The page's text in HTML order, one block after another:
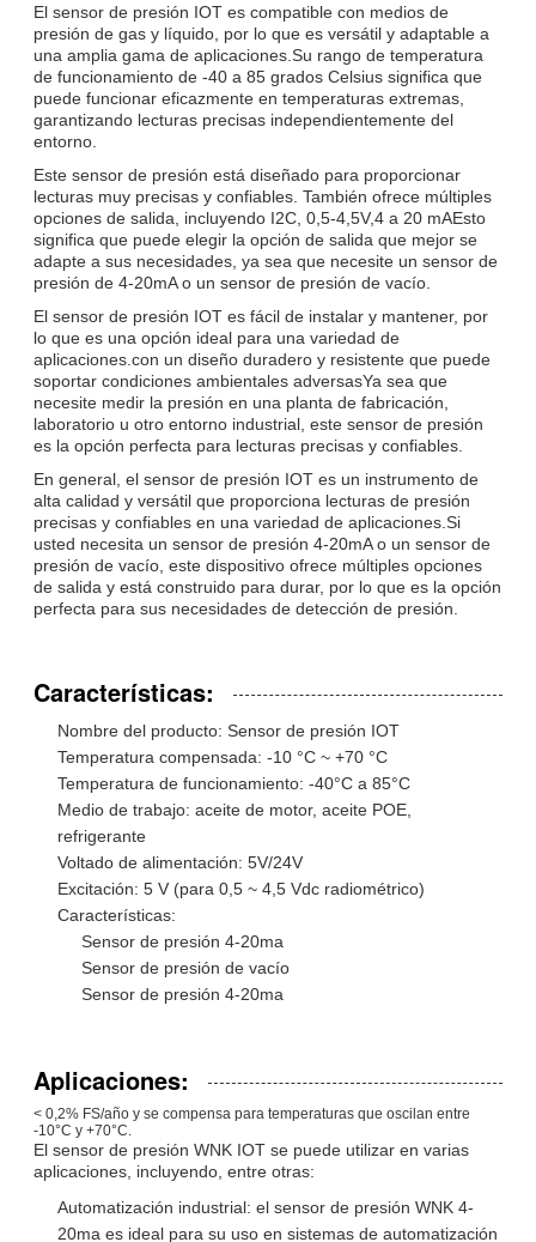
El sensor de presión IOT es compatible con medios de
presión de gas y líquido, por lo que es versátil y adaptable a
una amplia gama de aplicaciones.Su rango de temperatura
de funcionamiento de -40 a 85 grados Celsius significa que
puede funcionar eficazmente en temperaturas extremas,
garantizando lecturas precisas independientemente del
entorno.
Este sensor de presión está diseñado para proporcionar
lecturas muy precisas y confiables. También ofrece múltiples
opciones de salida, incluyendo I2C, 0,5-4,5V,4 a 20 mAEsto
significa que puede elegir la opción de salida que mejor se
adapte a sus necesidades, ya sea que necesite un sensor de
presión de 4-20mA o un sensor de presión de vacío.
El sensor de presión IOT es fácil de instalar y mantener, por
lo que es una opción ideal para una variedad de
aplicaciones.con un diseño duradero y resistente que puede
soportar condiciones ambientales adversasYa sea que
necesite medir la presión en una planta de fabricación,
laboratorio u otro entorno industrial, este sensor de presión
es la opción perfecta para lecturas precisas y confiables.
En general, el sensor de presión IOT es un instrumento de
alta calidad y versátil que proporciona lecturas de presión
precisas y confiables en una variedad de aplicaciones.Si
usted necesita un sensor de presión 4-20mA o un sensor de
presión de vacío, este dispositivo ofrece múltiples opciones
de salida y está construido para durar, por lo que es la opción
perfecta para sus necesidades de detección de presión.
Características:
Nombre del producto: Sensor de presión IOT
Temperatura compensada: -10 °C ~ +70 °C
Temperatura de funcionamiento: -40°C a 85°C
Medio de trabajo: aceite de motor, aceite POE,
refrigerante
Voltado de alimentación: 5V/24V
Excitación: 5 V (para 0,5 ~ 4,5 Vdc radiométrico)
Características:
Sensor de presión 4-20ma
Sensor de presión de vacío
Sensor de presión 4-20ma
Aplicaciones:
< 0,2% FS/año y se compensa para temperaturas que oscilan entre
-10°C y +70°C.
El sensor de presión WNK IOT se puede utilizar en varias
aplicaciones, incluyendo, entre otras:
Automatización industrial: el sensor de presión WNK 4-
20ma es ideal para su uso en sistemas de automatización